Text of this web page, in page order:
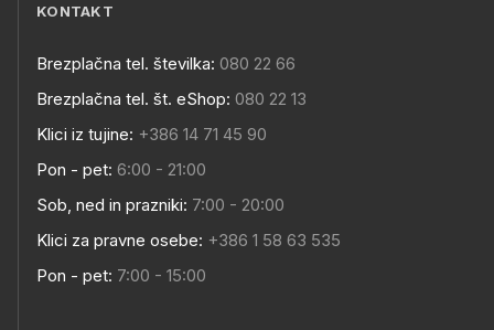
KONTAKT
Brezplačna tel. številka: 080 22 66
Brezplačna tel. št. eShop: 080 22 13
Klici iz tujine: +386 14 71 45 90
Pon - pet: 6:00 - 21:00
Sob, ned in prazniki: 7:00 - 20:00
Klici za pravne osebe: +386 1 58 63 535
Pon - pet: 7:00 - 15:00